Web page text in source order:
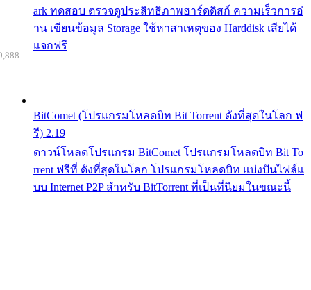
ark ทดสอบ ตรวจดูประสิทธิภาพฮาร์ดดิสก์ ความเร็วการอ่
าน เขียนข้อมูล Storage ใช้หาสาเหตุของ Harddisk เสียได้
แจกฟรี
BitComet (โปรแกรมโหลดบิท Bit Torrent ดังที่สุดในโลก ฟ
รี) 2.19
ดาวน์โหลดโปรแกรม BitComet โปรแกรมโหลดบิท Bit To
rrent ฟรีที่ ดังที่สุดในโลก โปรแกรมโหลดบิท แบ่งปันไฟล์แ
บบ Internet P2P สำหรับ BitTorrent ที่เป็นที่นิยมในขณะนี้